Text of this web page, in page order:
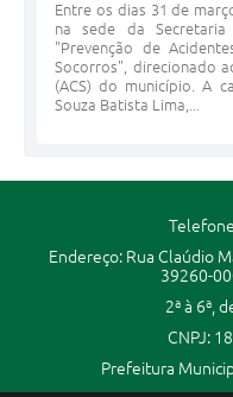
Entre os dias 31 de
na sede da
"Prevenção de
Socorros", direcionado
(ACS) do município. A
Souza Batista Lima,...
Endereço: Rua Claúdio
39260-
2ª à 6ª,
CNPJ:
Prefeitura